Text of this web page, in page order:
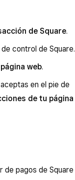
de Square.
control de Square.
web.
en el pie de
de tu página
de pagos de Square